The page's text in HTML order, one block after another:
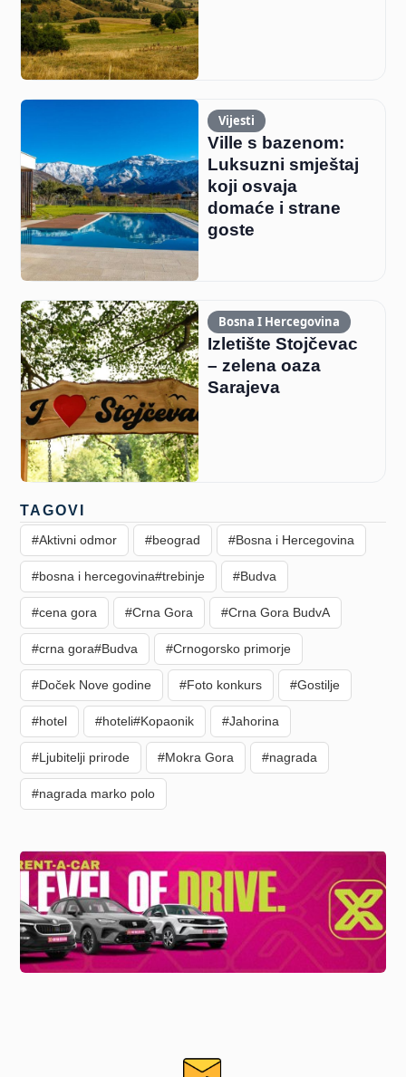
Vijesti
Ville s bazenom:
Luksuzni smještaj
koji osvaja
domaće i strane
goste
Bosna I Hercegovina
Izletište Stojčevac
– zelena oaza
Sarajeva
TAGOVI
#Aktivni odmor #beograd #Bosna i Hercegovina
#bosna i hercegovina#trebinje #Budva
#cena gora #Crna Gora #Crna Gora BudvA
#crna gora#Budva #Crnogorsko primorje
#Doček Nove godine #Foto konkurs #Gostilje
#hotel #hoteli#Kopaonik #Jahorina
#Ljubitelji prirode #Mokra Gora #nagrada
#nagrada marko polo